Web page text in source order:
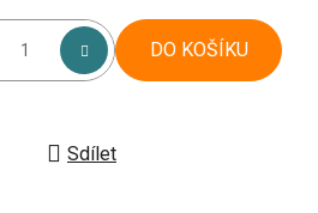
DO KOŠÍKU
Sdílet